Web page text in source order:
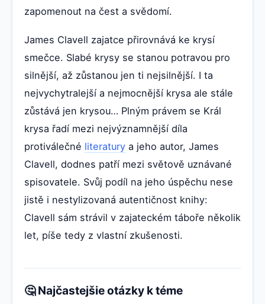
zapomenout na čest a svědomí.
James Clavell zajatce přirovnává ke krysí
smečce. Slabé krysy se stanou potravou pro
silnější, až zůstanou jen ti nejsilnější. I ta
nejvychytralejší a nejmocnější krysa ale stále
zůstává jen krysou… Plným právem se Král
krysa řadí mezi nejvýznamnější díla
protiválečné literatury a jeho autor, James
Clavell, dodnes patří mezi světově uznávané
spisovatele. Svůj podíl na jeho úspěchu nese
jistě i nestylizovaná autentičnost knihy:
Clavell sám strávil v zajateckém táboře několik
let, píše tedy z vlastní zkušenosti.
🤔 Najčastejšie otázky k téme